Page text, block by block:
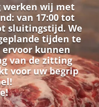
werken wij met
van 17:00 tot
sluitingstijd. We
tijden te
ervoor kunnen
van de zitting
voor uw begrip